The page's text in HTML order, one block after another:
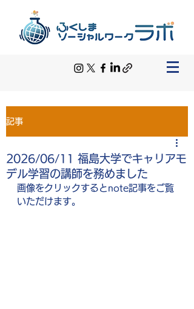
記事
2026/06/11 福島大学でキャリアモ
デル学習の講師を務めました
画像をクリックするとnote記事をご覧
いただけます。